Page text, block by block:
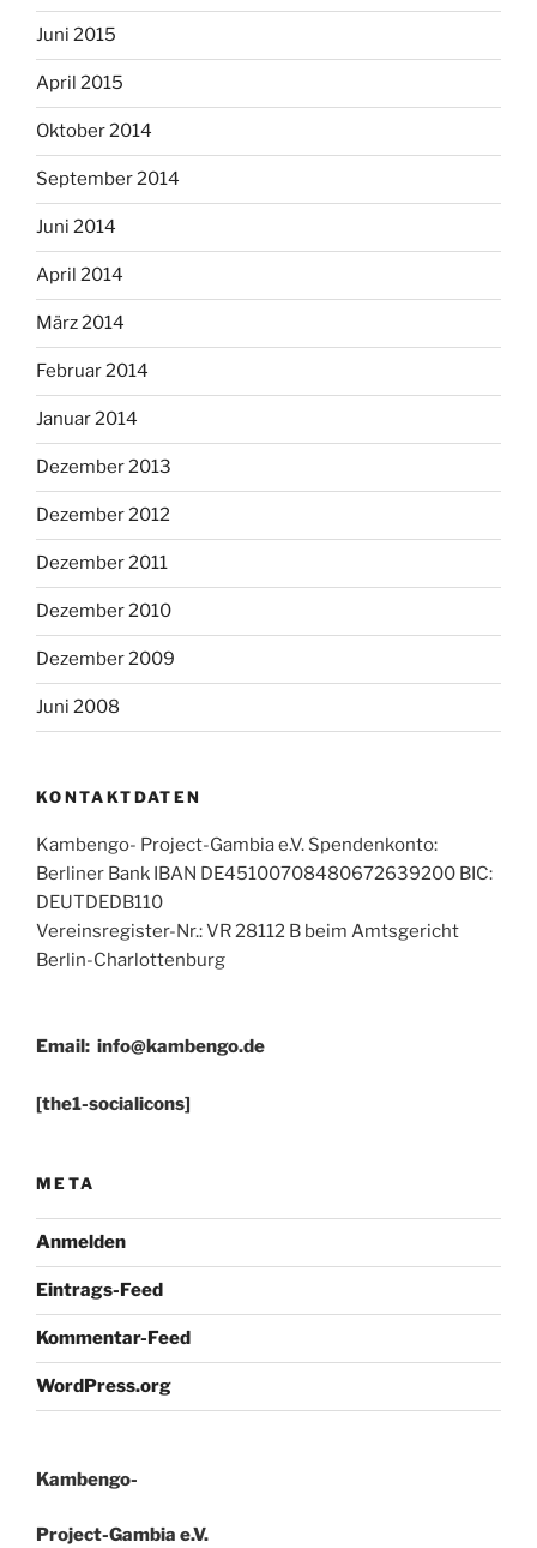
Juni 2015
April 2015
Oktober 2014
September 2014
Juni 2014
April 2014
März 2014
Februar 2014
Januar 2014
Dezember 2013
Dezember 2012
Dezember 2011
Dezember 2010
Dezember 2009
Juni 2008
KONTAKTDATEN
Kambengo- Project-Gambia e.V. Spendenkonto:
Berliner Bank IBAN DE45100708480672639200 BIC:
DEUTDEDB110
Vereinsregister-Nr.: VR 28112 B beim Amtsgericht
Berlin-Charlottenburg
Email: info@kambengo.de
[the1-socialicons]
META
Anmelden
Eintrags-Feed
Kommentar-Feed
WordPress.org
Kambengo-
Project-Gambia e.V.